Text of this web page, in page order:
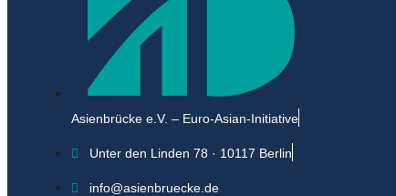
Asienbrücke e.V. – Euro-Asian-Initiative
Unter den Linden 78 · 10117 Berlin
info@asienbruecke.de